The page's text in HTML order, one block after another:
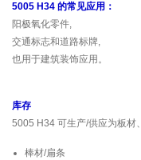
5005 H34 的常见应用：
阳极氧化零件,
交通标志和道路标牌,
也用于建筑装饰应用。
库存
5005 H34 可生产/供应为板材
棒材/扁条